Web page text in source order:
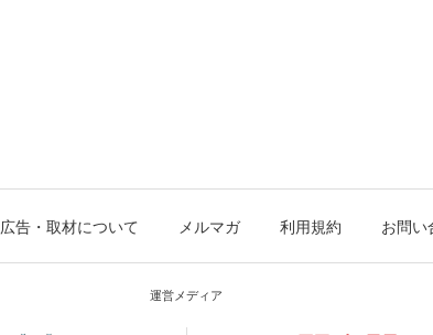
広告・取材について メルマガ 利用規約 お問い
運営メディア